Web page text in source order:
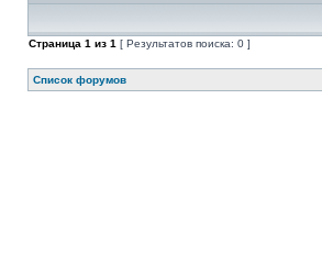
Страница 1 из 1 [ Результатов поиска: 0 ]
Список форумов